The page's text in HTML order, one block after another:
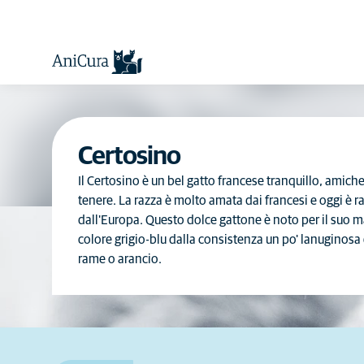
Certosino
Il Certosino è un bel gatto francese tranquillo,
tenere. La razza è molto amata dai francesi e oggi è
dall'Europa. Questo dolce gattone è noto per il suo
colore grigio-blu dalla consistenza un po' lanuginosa
rame o arancio.